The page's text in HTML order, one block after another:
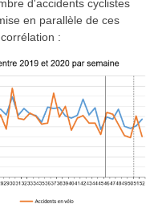
d'accidents cyclistes
en parallèle de ces
: